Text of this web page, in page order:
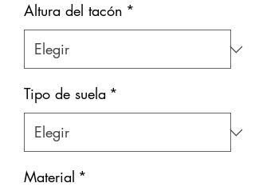
Altura del tacón *
Tipo de suela *
Material *